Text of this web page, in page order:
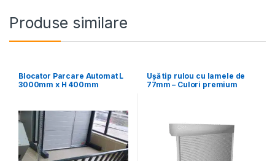
Produse similare
Blocator Parcare Automat L
3000mm x H 400mm
Ușă tip rulou cu lamele de
77mm – Culori premium